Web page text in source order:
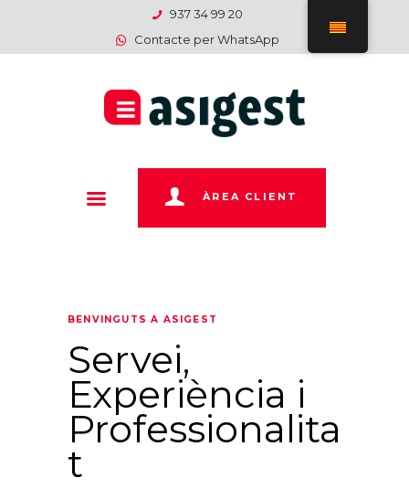
937 34 99 20
Contacte per WhatsApp
ÀREA CLIENT
EMPRESA
DEPARTAMENTS
BENVINGUTS A ASIGEST
Servei,
Experiència i
Professionalita
t